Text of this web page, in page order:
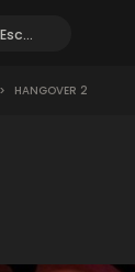
> HANGOVER 2